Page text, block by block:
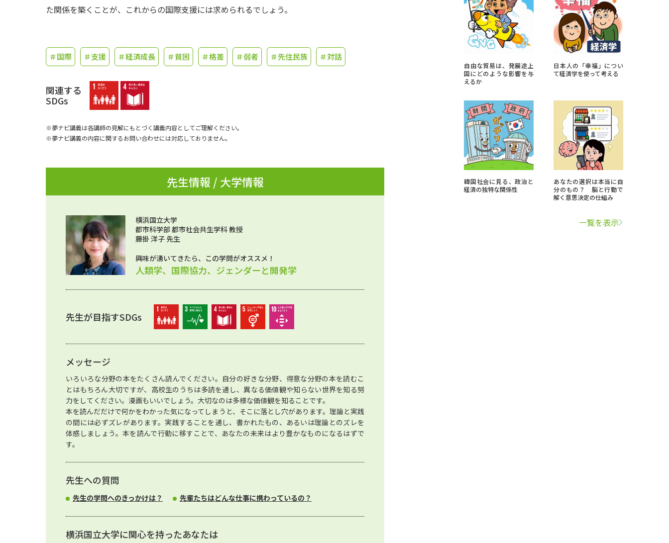
このサイトについて
資料の料金の
受付内容・発送状況の確認 テレメール
お支払いサイト
お問合せ先 テレメール進学カタログ 訂正のご案内
た関係を築くことが、これからの国際支援には求められるでしょう。
＃国際 ＃支援 ＃経済成長 ＃貧困 ＃格差 ＃弱者 ＃先住民族 ＃対話
関連する
SDGs
※夢ナビ講義は各講師の見解にもとづく講義内容としてご理解ください。
※夢ナビ講義の内容に関するお問い合わせには対応しておりません。
先生情報 / 大学情報
横浜国立大学
都市科学部 都市社会共生学科 教授
藤掛 洋子 先生
興味が湧いてきたら、この学問がオススメ！
人類学、国際協力、ジェンダーと開発学
先生が目指すSDGs
メッセージ
いろいろな分野の本をたくさん読んでください。自分の好きな分野、得意な分野の本を読むこ
とはもちろん大切ですが、高校生のうちは多読を通し、異なる価値観や知らない世界を知る努
力をしてください。漫画もいいでしょう。大切なのは多様な価値観を知ることです。
本を読んだだけで何かをわかった気になってしまうと、そこに落とし穴があります。理論と実践
の間には必ずズレがあります。実践することを通し、書かれたもの、あるいは理論とのズレを
体感しましょう。本を読んで行動に移すことで、あなたの未来はより豊かなものになるはずで
す。
先生への質問
先生の学問へのきっかけは？ 先輩たちはどんな仕事に携わっているの？
横浜国立大学に関心を持ったあなたは
自由な貿易は、発展途上
国にどのような影響を与
えるか
日本人の「幸福」につい
て経済学を使って考える
韓国社会に見る、政治と
経済の独特な関係性
あなたの選択は本当に自
分のもの？ 脳と行動で
解く意思決定の仕組み
一覧を表示